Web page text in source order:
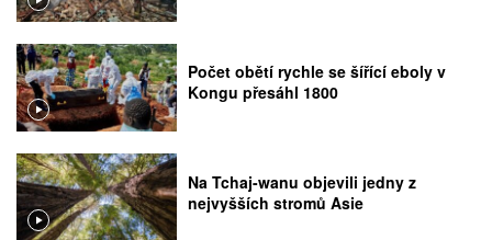
Počet obětí rychle se šířící eboly v
Kongu přesáhl 1800
Na Tchaj-wanu objevili jedny z
nejvyšších stromů Asie